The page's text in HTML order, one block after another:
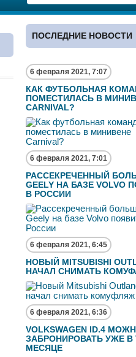
ПОСЛЕДНИЕ НОВОСТИ
6 февраля 2021, 7:07
КАК ФУТБОЛЬНАЯ
ПОМЕСТИЛАСЬ В
CARNIVAL?
6 февраля 2021, 7:01
РАССЕКРЕЧЕННЫЙ
GEELY НА БАЗЕ VOLVO
В РОССИИ
6 февраля 2021, 6:45
НОВЫЙ MITSUBISHI
НАЧАЛ СНИМАТЬ
6 февраля 2021, 6:36
VOLKSWAGEN ID.4
ЗАБРОНИРОВАТЬ УЖЕ В
МЕСЯЦЕ